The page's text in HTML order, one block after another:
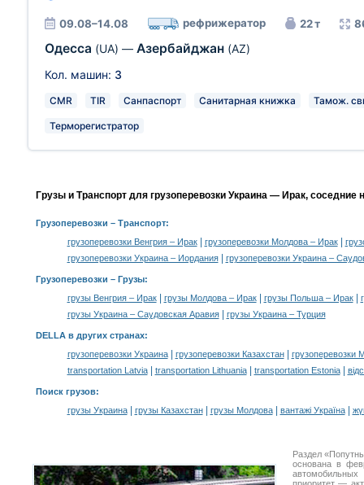
09.08–14.08 рефрижератор 22 т
Одесса (UA) — Азербайджан (AZ)
Кол. машин: 3
CMR TIR Санпаспорт Санитарная книжка Тамож.
Терморегистратор
Грузы и Транспорт для грузоперевозки Украина — Ирак, соседние
Грузоперевозки – Транспорт:
грузоперевозки Венгрия – Ирак| грузоперевозки Молдова – Ирак|
грузоперевозки Украина – Иордания| грузоперевозки Украина –
Грузоперевозки – Грузы:
грузы Венгрия – Ирак| грузы Молдова – Ирак| грузы Польша – Ирак|
грузы Украина – Саудовская Аравия| грузы Украина – Турция
DELLA в других странах:
грузоперевозки Украина| грузоперевозки Казахстан|
грузоперевозки
transportation Latvia| transportation Lithuania| transportation Estonia|
Поиск грузов:
грузы Украина| грузы Казахстан| грузы Молдова| вантажі Україна|
Раздел
основана в